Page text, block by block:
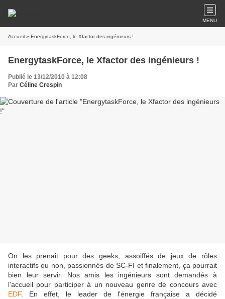
MENU
Accueil » EnergytaskForce, le Xfactor des ingénieurs !
EnergytaskForce, le Xfactor des ingénieurs !
Publié le 13/12/2010 à 12:08
Par Céline Crespin
On les prenait pour des geeks, assoiffés de jeux de rôles
interactifs ou non, passionnés de SC-FI et finalement, ça pourrait
bien leur servir. Nos amis les ingénieurs sont demandés à
l'accueil pour participer à un nouveau genre de concours avec
EDF. En effet, le leader de l'énergie française a décidé